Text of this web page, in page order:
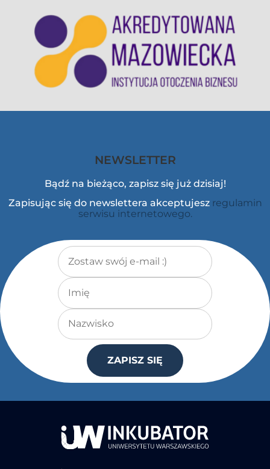
NEWSLETTER
Bądź na bieżąco, zapisz się już dzisiaj!
Zapisując się do newslettera akceptujesz regulamin
serwisu internetowego.
Adres e-mail*
Imię
Nazwisko
ZAPISZ SIĘ